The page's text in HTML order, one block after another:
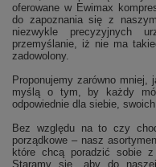
oferowane w Ewimax
do zapoznania się z
niezwykle precyzyjnych
przemyślanie, iż nie ma
zadowolony.
Proponujemy zarówno mniej,
myślą o tym, by każdy
odpowiednie dla siebie,
Bez względu na to czy
porządkowe – nasz
które chcą poradzić sobie
Staramy się, aby do